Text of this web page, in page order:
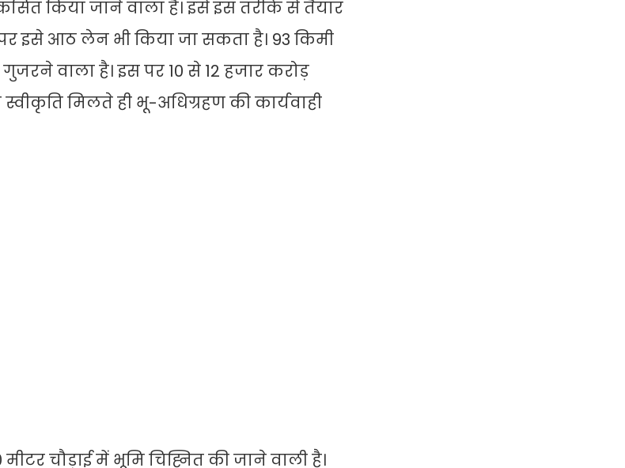
किया जाने वाला है। इसे इस तरीके से तैयार
इसे आठ लेन भी किया जा सकता है। 93 किमी
वाला है। इस पर 10 से 12 हजार करोड़
मिलते ही भू-अधिग्रहण की कार्यवाही
चौड़ाई में भूमि चिह्नित की जाने वाली है।